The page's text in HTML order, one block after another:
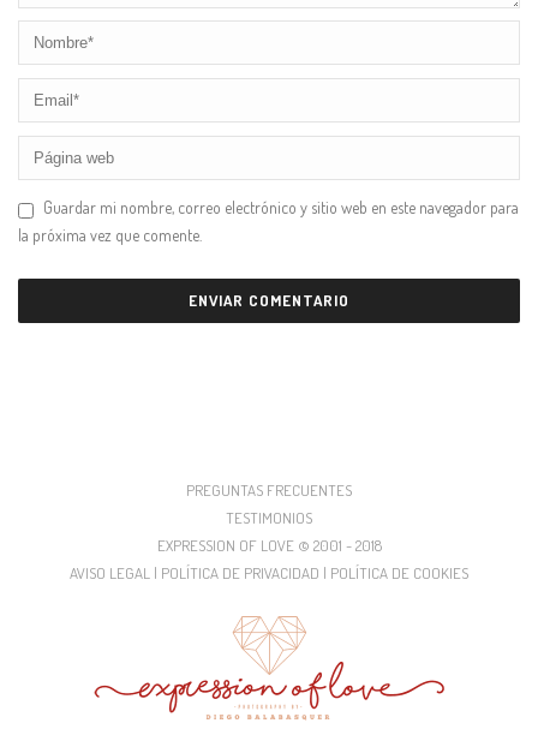
Guardar mi nombre, correo electrónico y sitio web en este navegador para
la próxima vez que comente.
PREGUNTAS FRECUENTES
TESTIMONIOS
EXPRESSION OF LOVE © 2001 - 2018
AVISO LEGAL | POLÍTICA DE PRIVACIDAD | POLÍTICA DE COOKIES